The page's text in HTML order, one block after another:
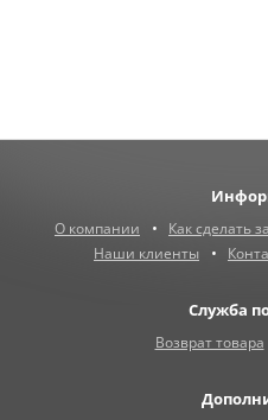
О компании Как сделать
Наши клиенты
Служба
Возврат товара